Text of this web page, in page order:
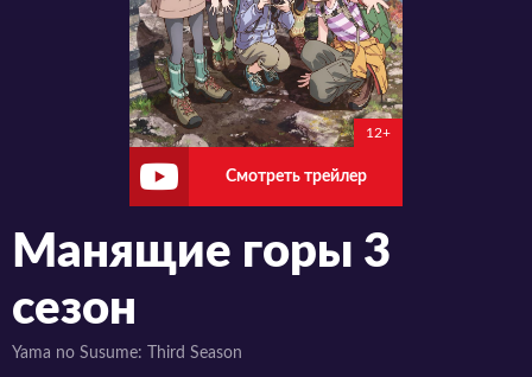
12+
Смотреть трейлер
Манящие горы 3
сезон
Yama no Susume: Third Season